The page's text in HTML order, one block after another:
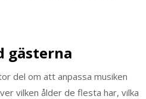
gästerna
del om att anpassa musiken
vilken ålder de flesta har, vilka